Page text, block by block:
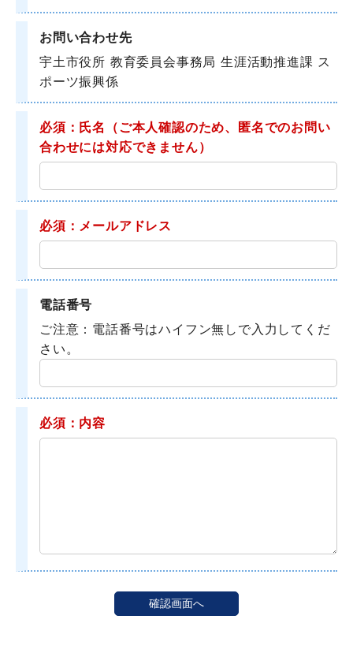
お問い合わせ先
宇土市役所 教育委員会事務局 生涯活動推進課 ス
ポーツ振興係
必須：氏名
（ご本人確認のため、匿名でのお問い
合わせには対応できません）
必須：メールアドレス
電話番号
ご注意：電話番号はハイフン無しで入力してくだ
さい。
必須：内容